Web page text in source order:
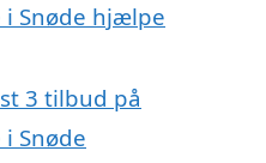
Snøde hjælpe
3 tilbud på
Snøde